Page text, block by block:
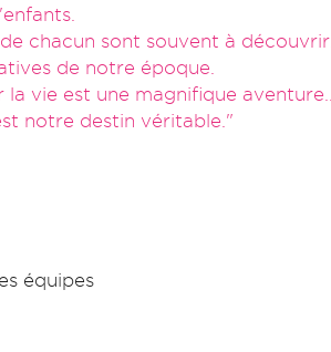
chacun sont souvent à découvrir.
de notre époque.
vie est une magnifique aventure...
notre destin véritable."
équipes